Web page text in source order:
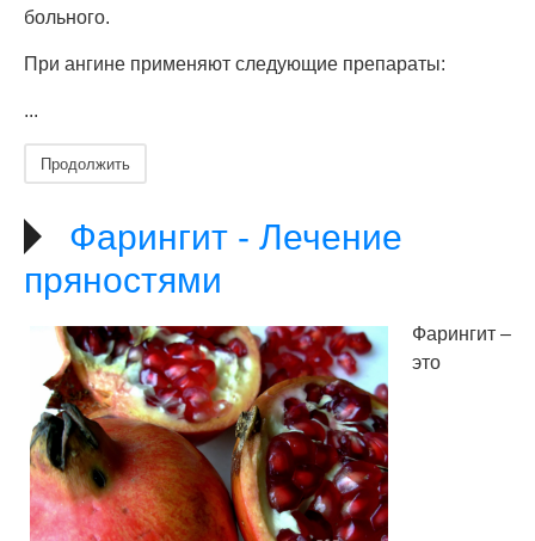
больного.
При ангине применяют следующие препараты:
...
Продолжить
Фарингит - Лечение
пряностями
Фарингит –
это